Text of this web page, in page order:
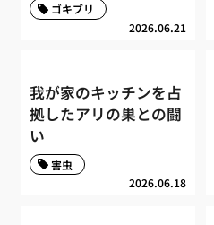
2026.06.21
ゴキブリ
我が家のキッチンを占
拠したアリの巣との闘
い
2026.06.18
害虫